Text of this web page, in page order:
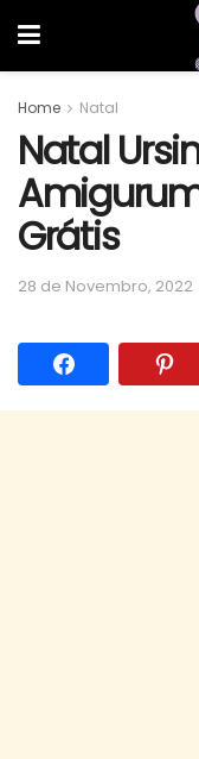
Home Natal
Natal
Grátis
28 de Novembro, 2022